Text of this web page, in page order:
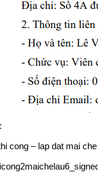
cong – lap dat mai